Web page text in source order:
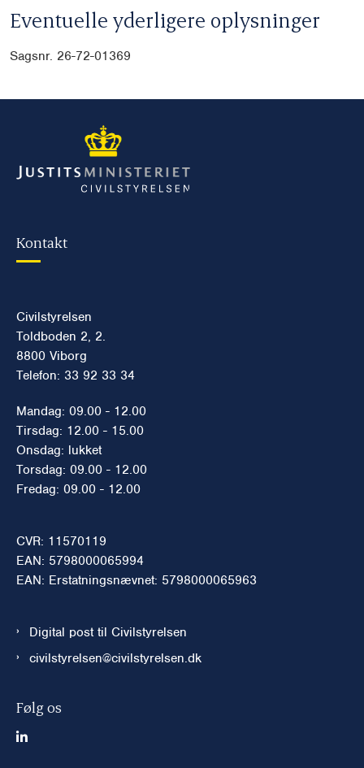
Eventuelle yderligere oplysninger
Sagsnr. 26-72-01369
Kontakt
Civilstyrelsen
Toldboden 2, 2.
8800 Viborg
Telefon: 33 92 33 34
Mandag: 09.00 - 12.00
Tirsdag: 12.00 - 15.00
Onsdag: lukket
Torsdag: 09.00 - 12.00
Fredag: 09.00 - 12.00
CVR: 11570119
EAN: 5798000065994
EAN: Erstatningsnævnet: 5798000065963
Digital post til Civilstyrelsen
civilstyrelsen@civilstyrelsen.dk
Følg os